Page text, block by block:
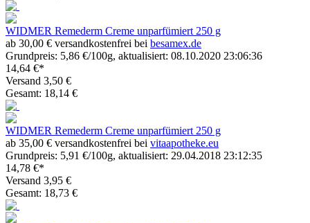
WIDMER Remederm Creme unparfümiert 250 g
ab 30,00 € versandkostenfrei bei besamex.de
Grundpreis: 5,86 €/100g, aktualisiert: 08.10.2020 23:06:36
14,64 €*
Versand 3,50 €
Gesamt: 18,14 €
WIDMER Remederm Creme unparfümiert 250 g
ab 35,00 € versandkostenfrei bei vitaapotheke.eu
Grundpreis: 5,91 €/100g, aktualisiert: 29.04.2018 23:12:35
14,78 €*
Versand 3,95 €
Gesamt: 18,73 €